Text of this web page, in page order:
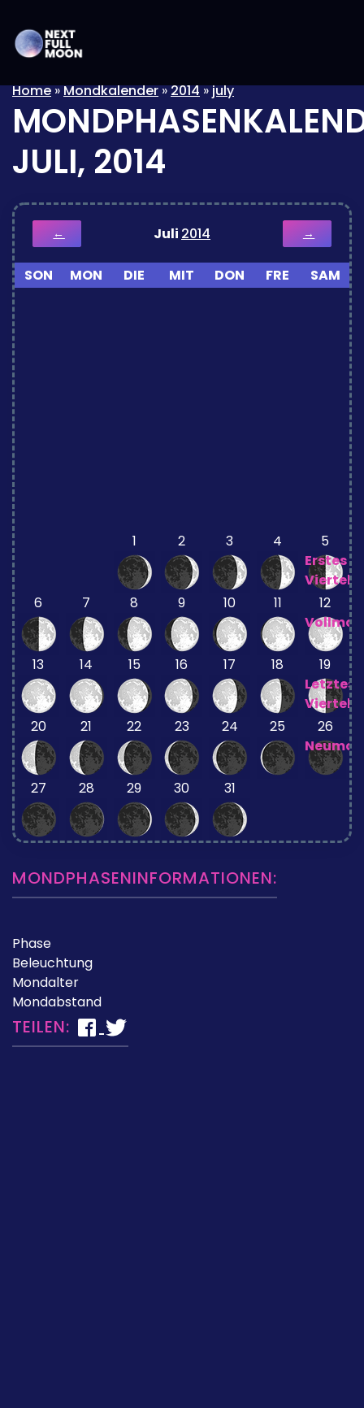
Home»Mondkalender»2014»july
JULI, 2014
← Juli 2014 →
SON MON DIE MIT DON FRE SAM
1 2 3 4
5
Erstes
Viertel
6
7 8 9 10 11
12
13 14 15 16 17 18
19
Letztes
Viertel
20
21 22 23 24 25
26
27 28 29 30 31
MONDPHASENINFORMATIONEN:
Phase
Beleuchtung
Mondalter
Mondabstand
TEILEN: